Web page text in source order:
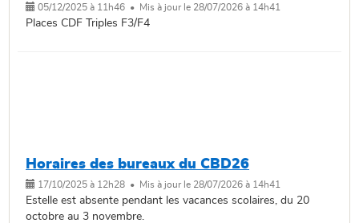
05/12/2025 à 11h46 • Mis à jour le 28/07/2026 à 14h41
Places CDF Triples F3/F4
Horaires des bureaux du CBD26
17/10/2025 à 12h28 • Mis à jour le 28/07/2026 à 14h41
Estelle est absente pendant les vacances scolaires, du 20
octobre au 3 novembre.